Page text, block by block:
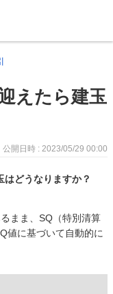
えたら建玉
公開日時 : 2023/05/29 00:00
どうなりますか？
まま、SQ（特別清算
値に基づいて自動的に